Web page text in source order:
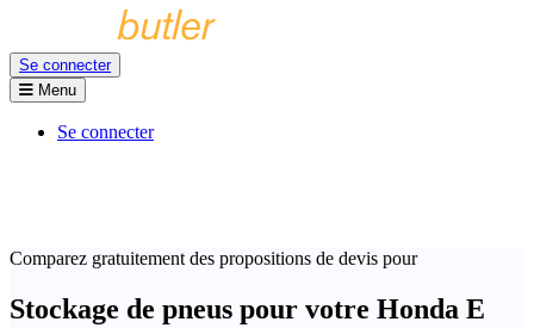
Se connecter
Menu
Se connecter
Comparez gratuitement des propositions de devis pour
Stockage de pneus pour votre Honda E